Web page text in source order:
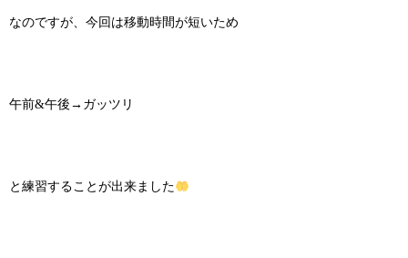
なのですが、今回は移動時間が短いため
午前&午後→ガッツリ
と練習することが出来ました